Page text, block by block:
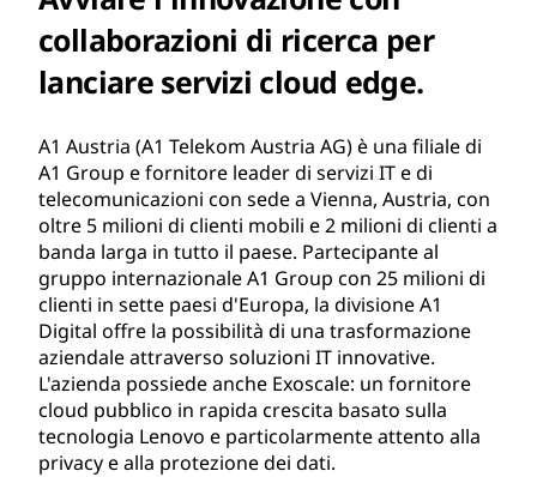
collaborazioni di ricerca per
lanciare servizi cloud edge.
A1 Austria (A1 Telekom Austria AG) è una filiale di
A1 Group e fornitore leader di servizi IT e di
telecomunicazioni con sede a Vienna, Austria, con
oltre 5 milioni di clienti mobili e 2 milioni di clienti a
banda larga in tutto il paese. Partecipante al
gruppo internazionale A1 Group con 25 milioni di
clienti in sette paesi d'Europa, la divisione A1
Digital offre la possibilità di una trasformazione
aziendale attraverso soluzioni IT innovative.
L'azienda possiede anche Exoscale: un fornitore
cloud pubblico in rapida crescita basato sulla
tecnologia Lenovo e particolarmente attento alla
privacy e alla protezione dei dati.